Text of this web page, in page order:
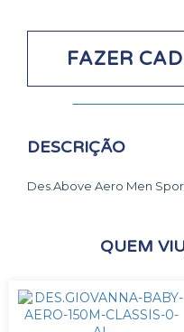
FAZER
DESCRIÇÃO
Des.Above Aero Men
QUEM